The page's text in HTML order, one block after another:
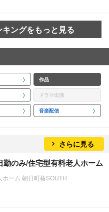
ングをもっと見る
作品
ドラマ出演
音楽配信
さらに見る
勤のみ/住宅型有料老人ホーム
ーム 朝日町椿SOUTH